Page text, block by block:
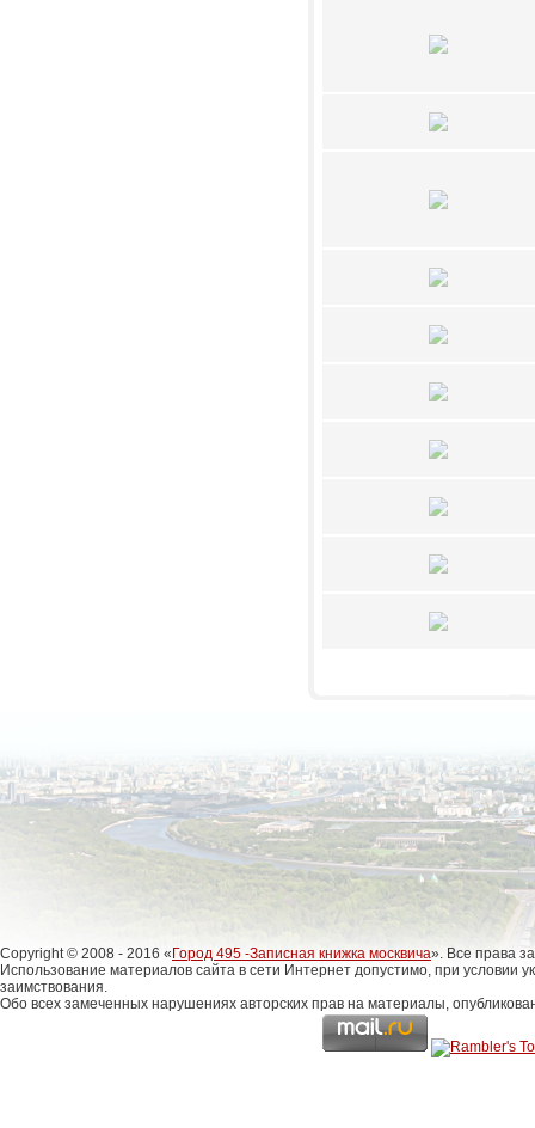
Copyright © 2008 - 2016 «Город 495 -Записная книжка москвича». Все права
Использование материалов сайта в сети Интернет допустимо, при условии
заимствования.
Обо всех замеченных нарушениях авторских прав на материалы,